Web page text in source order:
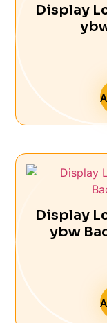
Display
Display
ybw